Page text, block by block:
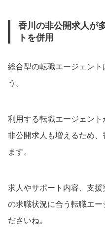
香川の非公開求人が
トを併用
総合型の転職エージェント
う。
利用する転職エージェン
非公開求人も増えるため
ます。
求人やサポート内容、支
の求職状況に合う転職エー
ださいね。